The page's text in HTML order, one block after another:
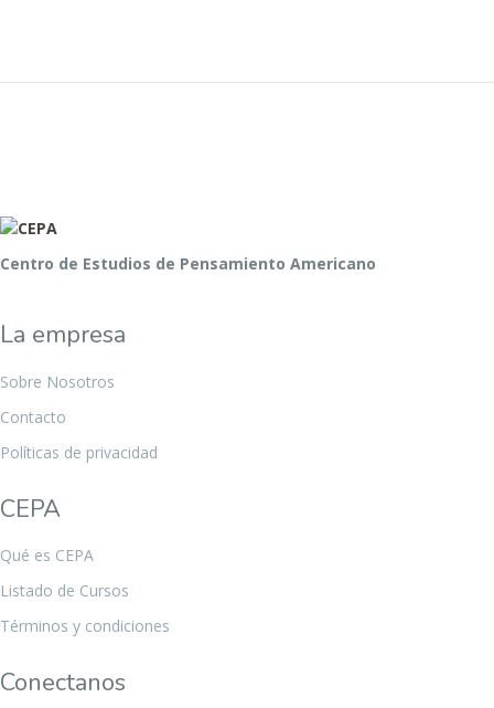
Centro de Estudios de Pensamiento Americano
La empresa
Sobre Nosotros
Contacto
Políticas de privacidad
CEPA
Qué es CEPA
Listado de Cursos
Términos y condiciones
Conectanos